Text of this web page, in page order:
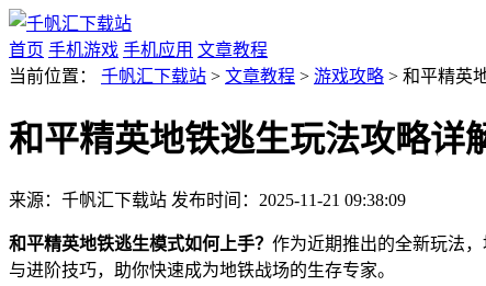
首页 手机游戏 手机应用 文章教程
当前位置： 千帆汇下载站 > 文章教程 > 游戏攻略 > 和平精英
和平精英地铁逃生玩法攻略详
来源：千帆汇下载站 发布时间：2025-11-21 09:38:09
和平精英地铁逃生模式如何上手？ 作为近期推出的全新玩法
与进阶技巧，助你快速成为地铁战场的生存专家。